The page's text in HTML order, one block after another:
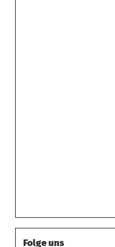
Folge uns